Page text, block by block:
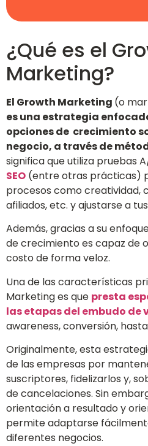
¿Qué es el
Marketing?
El Growth Marketing (o
es una estrategia
opciones de crecimiento
negocio, a través de
significa que utiliza pruebas
SEO (entre otras prácticas)
procesos como creatividad,
afiliados, etc. y ajustarse a
Además, gracias a su
de crecimiento es capaz de
costo de forma veloz.
Una de las características
Marketing es que presta
las etapas del embudo de
awareness, conversión,
Originalmente, esta
de las empresas por
suscriptores, fidelizarlos y,
de cancelaciones. Sin
orientación a resultado y
permite adaptarse
diferentes negocios.